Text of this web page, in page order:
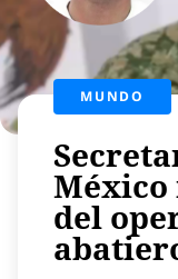
Regiones
Entretenimiento
Vida
Mundo
Virales
Tecnología
Economía
Estilo de vida
MUNDO
México
del